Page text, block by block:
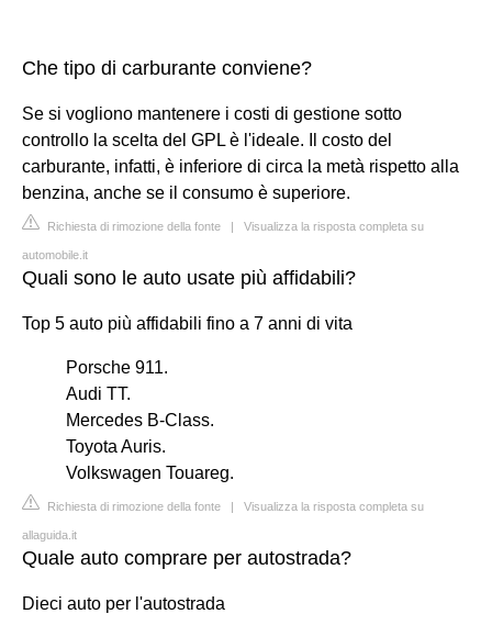
Che tipo di carburante conviene?
Se si vogliono mantenere i costi di gestione sotto
controllo la scelta del GPL è l'ideale. Il costo del
carburante, infatti, è inferiore di circa la metà rispetto alla
benzina, anche se il consumo è superiore.
Richiesta di rimozione della fonte | Visualizza la risposta completa su
automobile.it
Quali sono le auto usate più affidabili?
Top 5 auto più affidabili fino a 7 anni di vita
Porsche 911.
Audi TT.
Mercedes B-Class.
Toyota Auris.
Volkswagen Touareg.
Richiesta di rimozione della fonte | Visualizza la risposta completa su
allaguida.it
Quale auto comprare per autostrada?
Dieci auto per l'autostrada